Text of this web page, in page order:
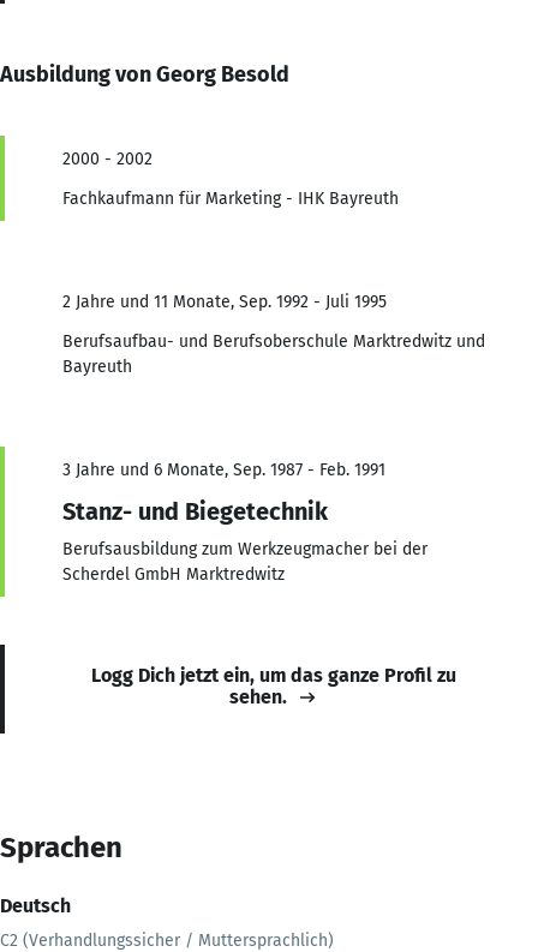
Ausbildung von Georg Besold
2000 - 2002
Fachkaufmann für Marketing - IHK Bayreuth
2 Jahre und 11 Monate, Sep. 1992 - Juli 1995
Berufsaufbau- und Berufsoberschule Marktredwitz und
Bayreuth
3 Jahre und 6 Monate, Sep. 1987 - Feb. 1991
Stanz- und Biegetechnik
Berufsausbildung zum Werkzeugmacher bei der
Scherdel GmbH Marktredwitz
Logg Dich jetzt ein, um das ganze Profil zu
sehen.
Sprachen
Deutsch
C2 (Verhandlungssicher / Muttersprachlich)